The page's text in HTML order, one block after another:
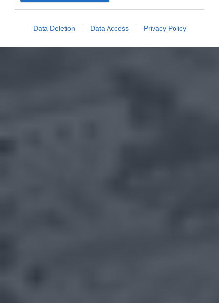
Data Deletion Data Access Privacy Policy